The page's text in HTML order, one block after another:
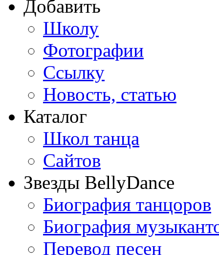
Добавить
Школу
Фотографии
Ссылку
Новость, статью
Каталог
Школ танца
Сайтов
Звезды BellyDance
Биография танцоров
Биография
Перевод песен